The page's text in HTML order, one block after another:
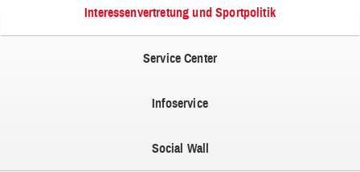
Interessenvertretung und Sportpolitik
Service Center
Infoservice
Social Wall